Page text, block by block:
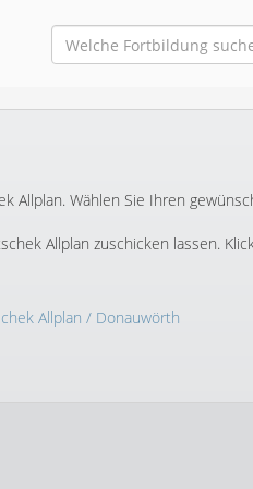
Allplan. Wählen Sie Ihren
Allplan zuschicken lassen.
Allplan / Donauwörth